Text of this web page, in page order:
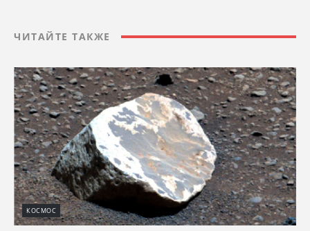
ЧИТАЙТЕ ТАКЖЕ
КОСМОС